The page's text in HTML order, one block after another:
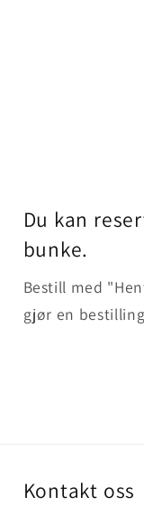
Du kan
bunke.
Bestill med
gjør en
Kontakt oss